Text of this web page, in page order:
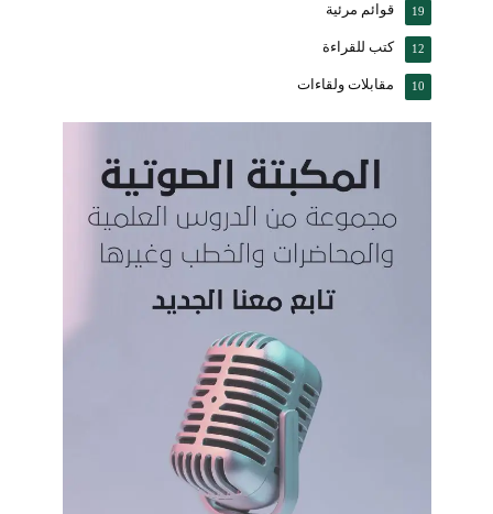
قوائم مرئية 19
كتب للقراءة 12
مقابلات ولقاءات 10